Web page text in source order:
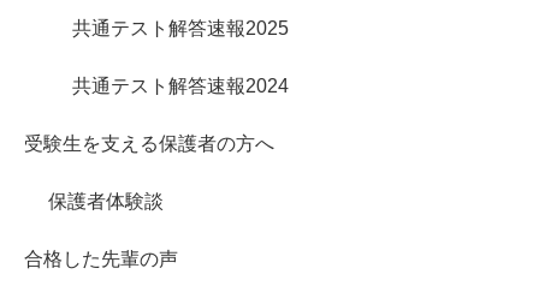
共通テスト解答速報2025
共通テスト解答速報2024
受験生を支える保護者の方へ
保護者体験談
合格した先輩の声